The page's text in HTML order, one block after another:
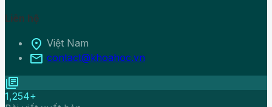
Liên hệ
location_on Việt Nam
mail contact@khoahoc.vn
library_books
1,254+